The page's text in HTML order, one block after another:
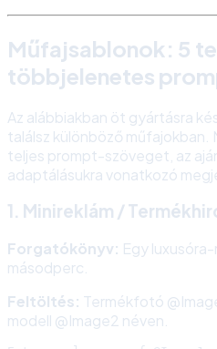
Műfajsablonok: 5
többjelenetes
Az alábbiakban öt gyártásra
találsz különböző műfajokban.
teljes prompt-szöveget, az
adaptálásukra vonatkozó
1. Minireklám /
Forgatókönyv: Egy
másodperc.
Feltöltés: Termékfotó
modell @Image2 néven.